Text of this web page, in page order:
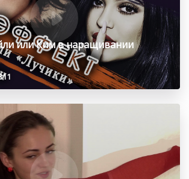
или Ким в наращивании